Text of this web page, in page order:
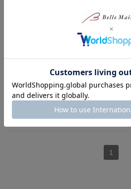
美PANTYお腹押さえショーツ
¥1,320
1